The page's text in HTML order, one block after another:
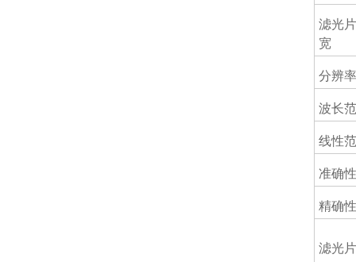
滤光
宽
分辨率
波长
线性
准确性
精确性
滤光片